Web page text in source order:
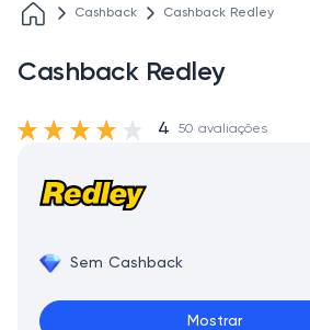
Cashback Cashback Redley
Cashback Redley
Sem Cashback
Mostrar
4 50 avaliações